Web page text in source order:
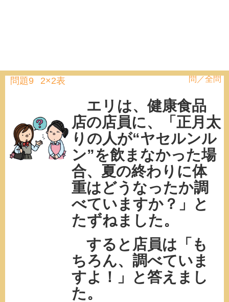
問題9 2×2表 問／全問
エリは、健康食品
店の店員に、「正月太
りの人が“ヤセルンル
ン”を飲まなかった場
合、夏の終わりに体
重はどうなったか調
べていますか？」と
たずねました。
すると店員は「も
ちろん、調べていま
すよ！」と答えまし
た。